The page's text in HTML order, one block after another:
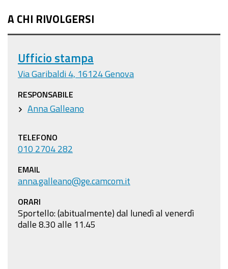
A CHI RIVOLGERSI
Ufficio stampa
Via Garibaldi 4, 16124 Genova
RESPONSABILE
Anna Galleano
TELEFONO
010 2704 282
EMAIL
anna.galleano@ge.camcom.it
ORARI
Sportello: (abitualmente) dal lunedì al venerdì
dalle 8.30 alle 11.45